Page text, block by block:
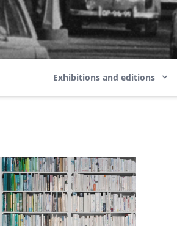
Exhibitions and editions